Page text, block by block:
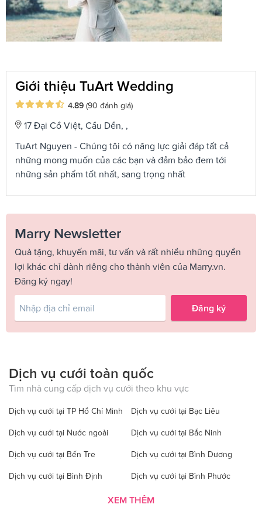
Giới thiệu TuArt Wedding
4.89 (90 đánh giá)
17 Đại Cồ Việt, Cầu Dền, ,
TuArt Nguyen - Chúng tôi có năng lực giải đáp tất cả
những mong muốn của các bạn và đảm bảo đem tới
những sản phẩm tốt nhất, sang trọng nhất
Marry Newsletter
Quà tặng, khuyến mãi, tư vấn và rất nhiều những quyền
lợi khác chỉ dành riêng cho thành viên của Marry.vn.
Đăng ký ngay!
Đăng ký
Dịch vụ cưới toàn quốc
Tìm nhà cung cấp dịch vụ cưới theo khu vực
Dịch vụ cưới tại TP Hồ Chí Minh Dịch vụ cưới tại Bạc Liêu
Dịch vụ cưới tại Nước ngoài Dịch vụ cưới tại Bắc Ninh
Dịch vụ cưới tại Bến Tre Dịch vụ cưới tại Bình Dương
Dịch vụ cưới tại Bình Định Dịch vụ cưới tại Bình Phước
Dịch vụ cưới tại Bình Thuận Dịch vụ cưới tại Cà Mau
XEM THÊM